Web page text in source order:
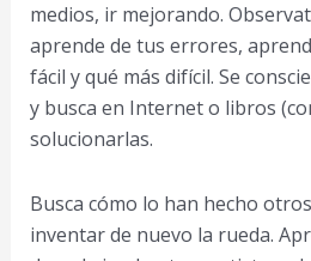
medios, ir mejorando.
aprende de tus errores,
fácil y qué más difícil. Se
y busca en Internet o libros
solucionarlas.
Busca cómo lo han hecho
inventar de nuevo la rueda.